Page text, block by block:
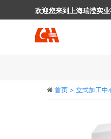
欢迎您来到上海瑞滢实
首页 > 立式加工